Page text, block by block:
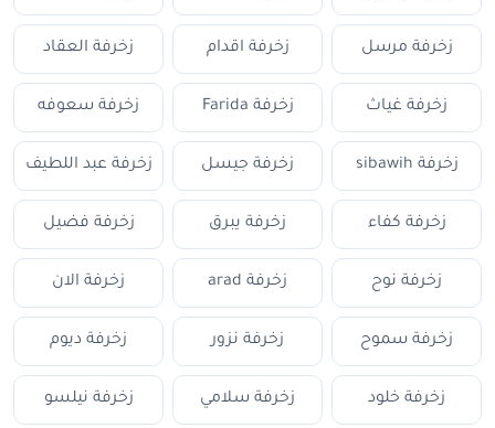
زخرفة مرسل زخرفة اقدام زخرفة العقاد
زخرفة غياث زخرفة Farida زخرفة سعوفه
زخرفة sibawih زخرفة جيسل زخرفة عبد اللطيف
زخرفة كفاء زخرفة يبرق زخرفة فضيل
زخرفة نوح زخرفة arad زخرفة الان
زخرفة سموح زخرفة نزور زخرفة ديوم
زخرفة خلود زخرفة سلامي زخرفة نيلسو